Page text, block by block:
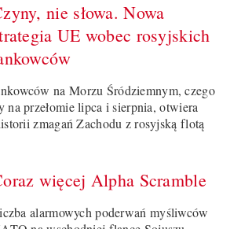
nie słowa. Nowa
UE wobec rosyjskich
na Morzu Śródziemnym, czego
na przełomie lipca i sierpnia, otwiera
zmagań Zachodu z rosyjską flotą
więcej Alpha Scramble
alarmowych poderwań myśliwców